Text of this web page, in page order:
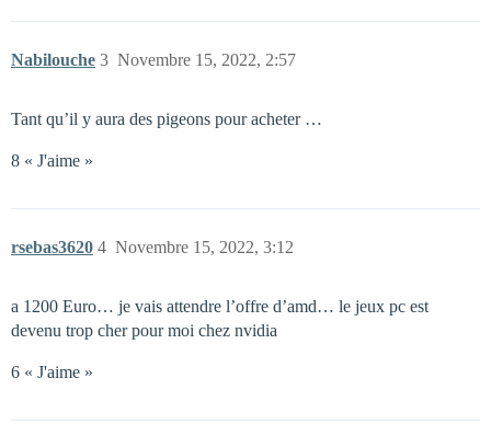
Nabilouche Novembre 15, 2022, 2:57
3
Tant qu’il y aura des pigeons pour acheter …
8 « J'aime »
rsebas3620 Novembre 15, 2022, 3:12
4
a 1200 Euro… je vais attendre l’offre d’amd… le jeux pc est
devenu trop cher pour moi chez nvidia
6 « J'aime »